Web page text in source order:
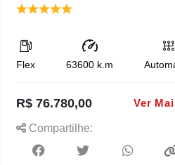
Flex 63600 k.m
R$ 76.780,00 Ver
Compartilhe: